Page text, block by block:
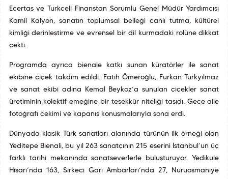
Ecertaş ve Turkcell Finanstan Sorumlu Genel Müdür Yardımcısı
Kamil Kalyon, sanatın toplumsal belleği canlı tutma, kültürel
kimliği derinleştirme ve evrensel bir dil kurmadaki rolüne dikkat
çekti.
Programda ayrıca bienale katkı sunan küratörler ile sanat
ekibine çiçek takdim edildi. Fatih Ömeroğlu, Furkan Türkyılmaz
ve sanat ekibi adına Kemal Beykoz’a sunulan çiçekler sanat
üretiminin kolektif emeğine bir teşekkür niteliği taşıdı. Gece aile
fotoğrafı çekimi ve kapanış konuşmalarıyla sona erdi.
Dünyada klasik Türk sanatları alanında türünün ilk örneği olan
Yeditepe Bienali, bu yıl 263 sanatçının 215 eserini İstanbul’un üç
farklı tarihî mekanında sanatseverlerle buluşturuyor. Yedikule
Hisarı’nda 163, Sirkeci Garı Ambarları’nda 27, Nuruosmaniye